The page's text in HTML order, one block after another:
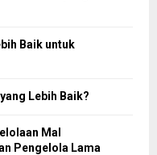
Baik untuk
Lebih Baik?
Mal
Pengelola Lama